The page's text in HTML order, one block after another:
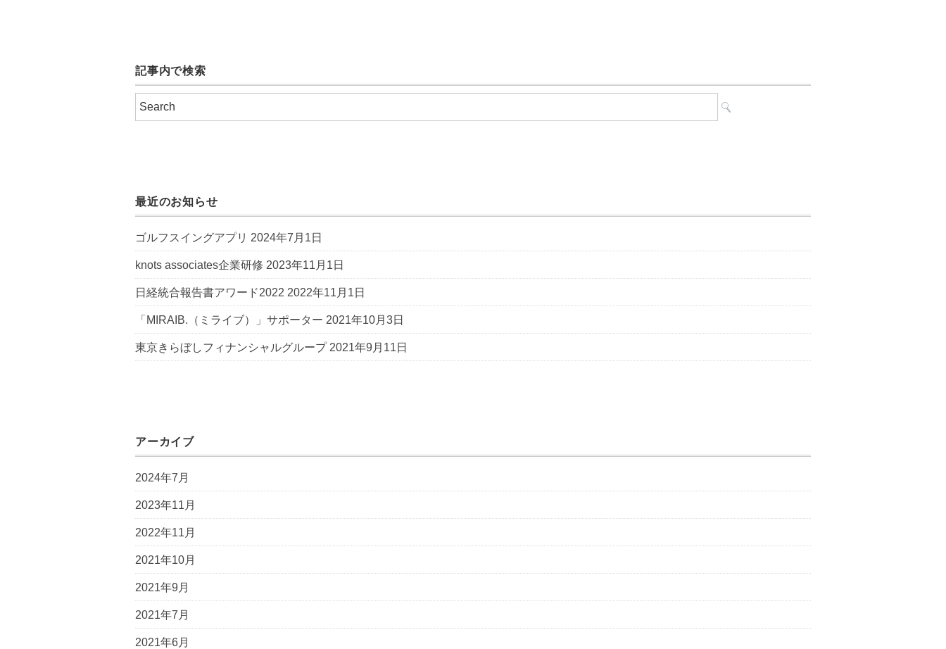
記事内で検索
最近のお知らせ
ゴルフスイングアプリ 2024年7月1日
knots associates企業研修 2023年11月1日
日経統合報告書アワード2022 2022年11月1日
「MIRAIB.（ミライブ）」サポーター 2021年10月3日
東京きらぼしフィナンシャルグループ 2021年9月11日
アーカイブ
2024年7月
2023年11月
2022年11月
2021年10月
2021年9月
2021年7月
2021年6月